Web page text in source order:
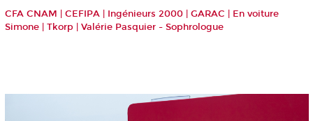
CFA CNAM
| CEFIPA | Ingénieurs 2000| GARAC En voiture
Simone
Tkorp Valérie Pasquier - Sophrologue